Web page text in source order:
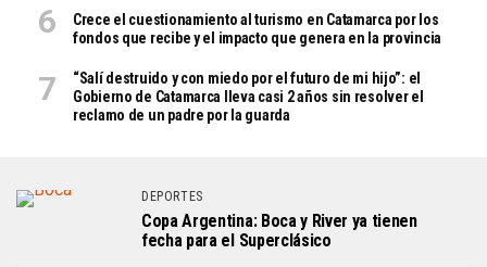
Crece el cuestionamiento al turismo en Catamarca por los
fondos que recibe y el impacto que genera en la provincia
“Salí destruido y con miedo por el futuro de mi hijo”: el
Gobierno de Catamarca lleva casi 2 años sin resolver el
reclamo de un padre por la guarda
DEPORTES
Copa Argentina: Boca y River ya tienen
fecha para el Superclásico